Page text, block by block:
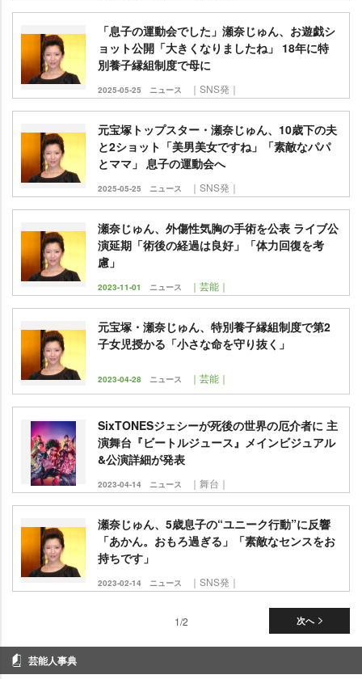
「息子の運動会でした」瀬奈じゅん、お遊戯シ
ョット公開「大きくなりましたね」 18年に特
別養子縁組制度で母に
2025-05-25 ニュース ｜SNS発｜
元宝塚トップスター・瀬奈じゅん、10歳下の夫
と2ショット「美男美女ですね」「素敵なパパ
とママ」 息子の運動会へ
2025-05-25 ニュース ｜SNS発｜
瀬奈じゅん、外傷性気胸の手術を公表 ライブ公
演延期「術後の経過は良好」「体力回復を考
慮」
2023-11-01 ニュース ｜芸能｜
元宝塚・瀬奈じゅん、特別養子縁組制度で第2
子女児授かる「小さな命を守り抜く」
2023-04-28 ニュース ｜芸能｜
SixTONESジェシーが死後の世界の厄介者に 主
演舞台『ビートルジュース』メインビジュアル
&公演詳細が発表
2023-04-14 ニュース ｜舞台｜
瀬奈じゅん、5歳息子の“ユニーク行動”に反響
「あかん。おもろ過ぎる」「素敵なセンスをお
持ちです」
2023-02-14 ニュース ｜SNS発｜
次へ
1/2
芸能人事典